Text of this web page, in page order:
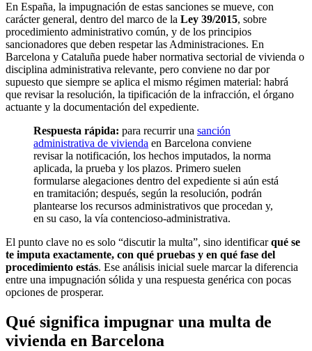
En España, la impugnación de estas sanciones se mueve, con
carácter general, dentro del marco de la Ley 39/2015, sobre
procedimiento administrativo común, y de los principios
sancionadores que deben respetar las Administraciones. En
Barcelona y Cataluña puede haber normativa sectorial de vivienda o
disciplina administrativa relevante, pero conviene no dar por
supuesto que siempre se aplica el mismo régimen material: habrá
que revisar la resolución, la tipificación de la infracción, el órgano
actuante y la documentación del expediente.
Respuesta rápida: para recurrir una sanción
administrativa de vivienda en Barcelona conviene
revisar la notificación, los hechos imputados, la norma
aplicada, la prueba y los plazos. Primero suelen
formularse alegaciones dentro del expediente si aún está
en tramitación; después, según la resolución, podrán
plantearse los recursos administrativos que procedan y,
en su caso, la vía contencioso-administrativa.
El punto clave no es solo “discutir la multa”, sino identificarqué se
te imputa exactamente, con qué pruebas y en qué fase del
procedimiento estás. Ese análisis inicial suele marcar la diferencia
entre una impugnación sólida y una respuesta genérica con pocas
opciones de prosperar.
Qué significa impugnar una multa de
vivienda en Barcelona